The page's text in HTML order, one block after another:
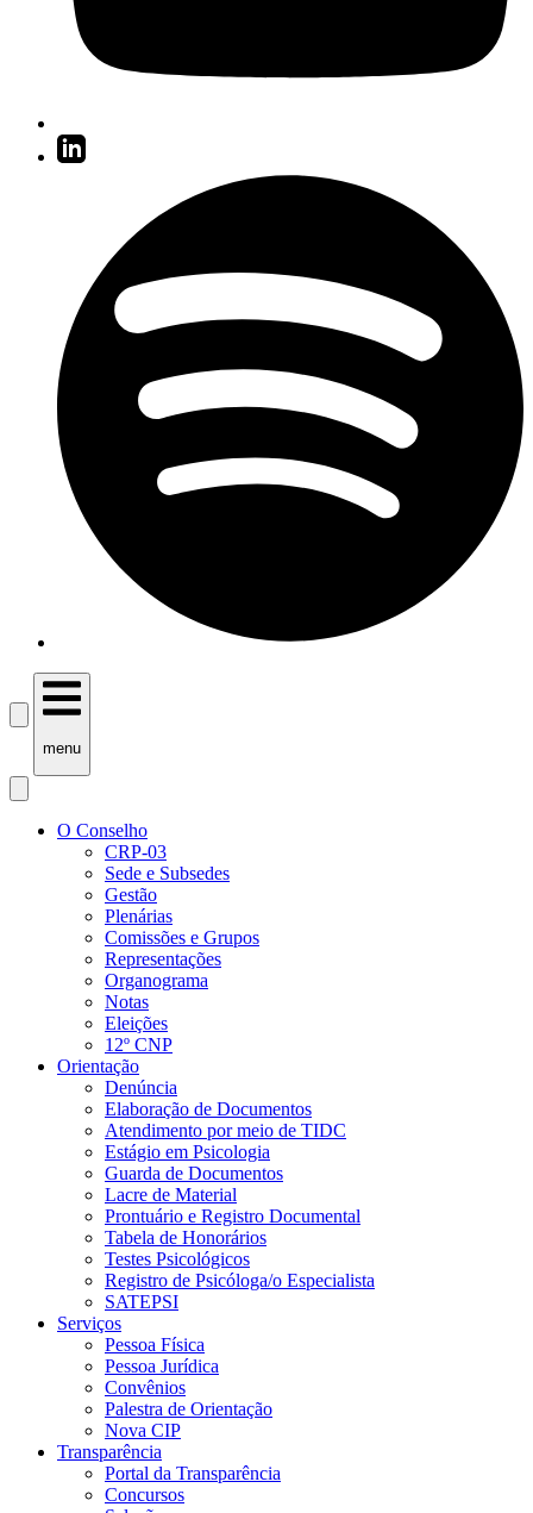
menu
O Conselho
CRP-03
Sede e Subsedes
Gestão
Plenárias
Comissões e Grupos
Representações
Organograma
Notas
Eleições
12º CNP
Orientação
Denúncia
Elaboração de Documentos
Atendimento por meio de TIDC
Estágio em Psicologia
Guarda de Documentos
Lacre de Material
Prontuário e Registro Documental
Tabela de Honorários
Testes Psicológicos
Registro de Psicóloga/o Especialista
SATEPSI
Serviços
Pessoa Física
Pessoa Jurídica
Convênios
Palestra de Orientação
Nova CIP
Transparência
Portal da Transparência
Concursos